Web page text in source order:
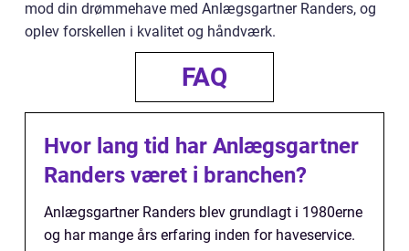
mod din drømmehave med Anlægsgartner Randers, og
oplev forskellen i kvalitet og håndværk.
FAQ
Hvor lang tid har Anlægsgartner
Randers været i branchen?
Anlægsgartner Randers blev grundlagt i 1980erne
og har mange års erfaring inden for haveservice.